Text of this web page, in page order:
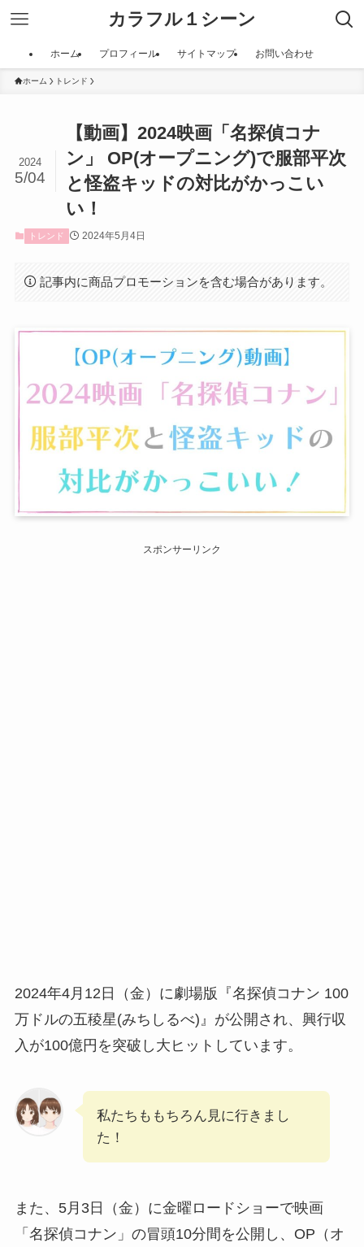
カラフル１シーン
ホーム プロフィール サイトマップ お問い合わせ
ホーム トレンド
【動画】2024映画「名探偵コナ
ン」 OP(オープニング)で服部平次
と怪盗キッドの対比がかっこい
い！
2024
5/04
トレンド 2024年5月4日
記事内に商品プロモーションを含む場合があります。
スポンサーリンク
2024年4月12日（金）に劇場版『名探偵コナン 100
万ドルの五稜星(みちしるべ)』が公開され、興行収
入が100億円を突破し大ヒットしています。
私たちももちろん見に行きまし
た！
また、5月3日（金）に金曜ロードショーで映画
「名探偵コナン」の冒頭10分間を公開し、OP（オ